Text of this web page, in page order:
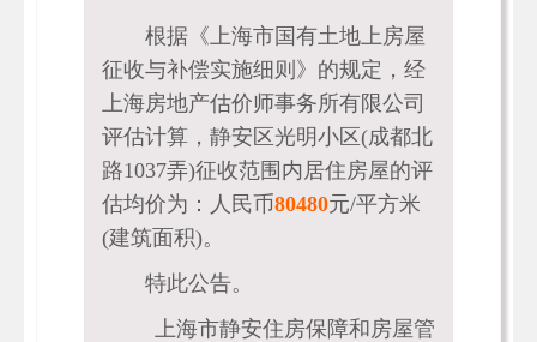
根据《上海市国有土地上房屋
征收与补偿实施细则》的规定，经
上海房地产估价师事务所有限公司
评估计算，静安区光明小区(成都北
路1037弄)征收范围内居住房屋的评
估均价为：人民币80480元/平方米
(建筑面积)。
特此公告。
上海市静安住房保障和房屋管